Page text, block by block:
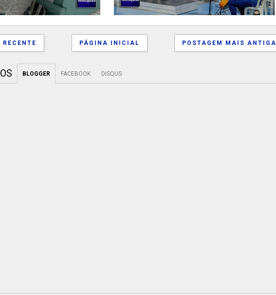
POSTAGEM MAIS ANTIGA
PÁGINA INICIAL
BLOGGER FACEBOOK DISQUS